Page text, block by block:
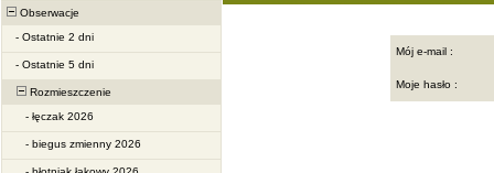
Obserwacje
- Ostatnie 2 dni
- Ostatnie 5 dni
Rozmieszczenie
- łęczak 2026
- biegus zmienny 2026
Mój e-mail :
Moje hasło :